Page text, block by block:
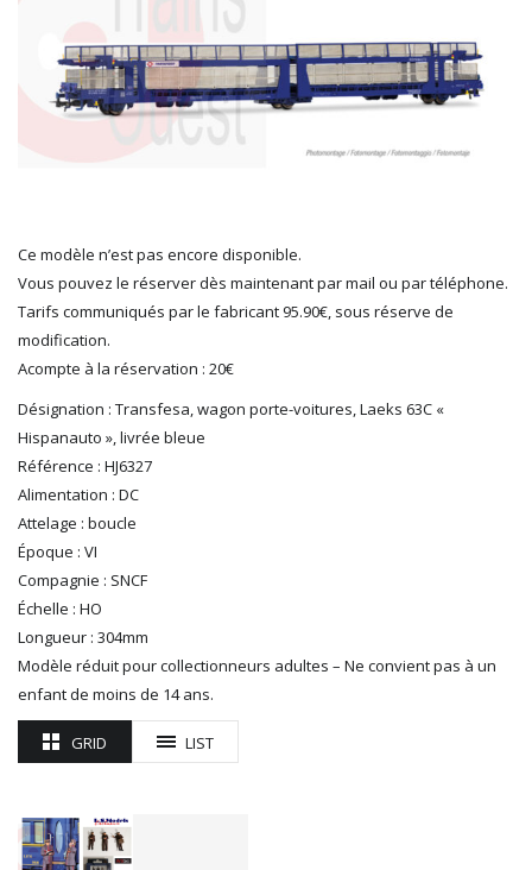
HUMBROL
ITALERI
JOUEF
KOLIBRI
NOVATEUR MODELES
PECO
PIKO
PN SUD MODELISME
REE
RÉGIONS ET COMPAGNIES
ROCO
ROTOMAGUS
ROUTE 87
SAI
TRAINS OUEST
Ce modèle n’est pas encore disponible.
Vous pouvez le réserver dès maintenant par mail ou par téléphone.
Tarifs communiqués par le fabricant 95.90€, sous réserve de
modification.
Acompte à la réservation : 20€
Désignation : Transfesa, wagon porte-voitures, Laeks 63C «
Hispanauto », livrée bleue
Référence : HJ6327
Alimentation : DC
Attelage : boucle
Époque : VI
Compagnie : SNCF
Échelle : HO
Longueur : 304mm
Modèle réduit pour collectionneurs adultes – Ne convient pas à un
enfant de moins de 14 ans.
GRID LIST